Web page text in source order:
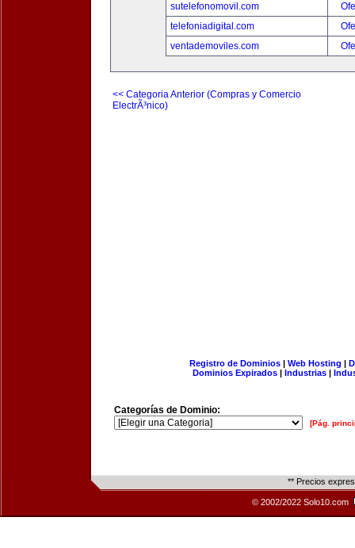
sutelefonomovil.com
telefoniadigital.com
ventademoviles.com
<< Categoria Anterior (Compras y Comercio
ElectrÃ³nico)
Registro de Dominios| Web Hosting |
Dominios Expirados | Industrias |
Categorías de Dominio:
[Pág.
** Precios
© 2002/2022 Solo10.com